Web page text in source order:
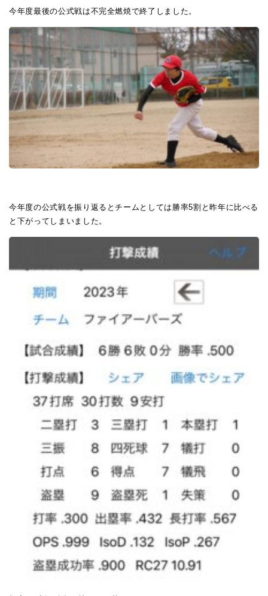
今年度最後の公式戦は不完全燃焼で終了しました。
今年度の公式戦を振り返るとチームとしては勝率5割と昨年に比べる
と下がってしまいました。